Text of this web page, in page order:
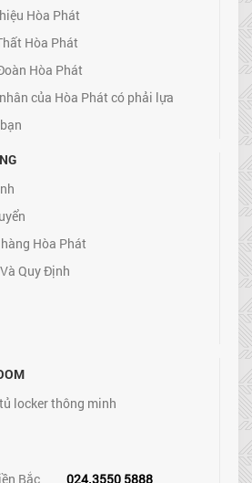
Hòa Phát
Hòa Phát
Hòa Phát
của Hòa Phát có phải lựa
Hòa Phát
Quy Định
locker thông minh
Bắc
024.3550 5888